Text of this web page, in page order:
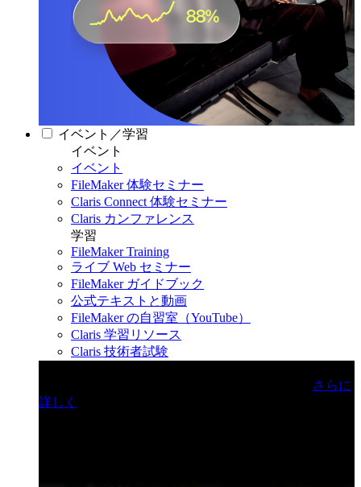
イベント／学習
イベント
イベント
FileMaker 体験セミナー
Claris Connect 体験セミナー
Claris カンファレンス
学習
FileMaker Training
ライブ Web セミナー
FileMaker ガイドブック
公式テキストと動画
FileMaker の自習室（YouTube）
Claris 学習リソース
Claris 技術者試験
さらに
詳しく